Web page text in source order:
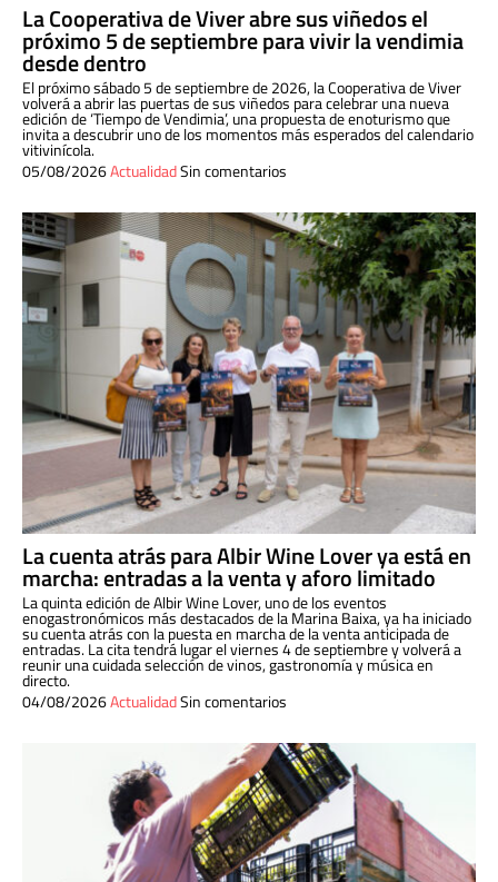
La Cooperativa de Viver abre sus viñedos el
próximo 5 de septiembre para vivir la vendimia
desde dentro
El próximo sábado 5 de septiembre de 2026, la Cooperativa de Viver
volverá a abrir las puertas de sus viñedos para celebrar una nueva
edición de ‘Tiempo de Vendimia’, una propuesta de enoturismo que
invita a descubrir uno de los momentos más esperados del calendario
vitivinícola.
05/08/2026ActualidadSin comentarios
La cuenta atrás para Albir Wine Lover ya está en
marcha: entradas a la venta y aforo limitado
La quinta edición de Albir Wine Lover, uno de los eventos
enogastronómicos más destacados de la Marina Baixa, ya ha iniciado
su cuenta atrás con la puesta en marcha de la venta anticipada de
entradas. La cita tendrá lugar el viernes 4 de septiembre y volverá a
reunir una cuidada selección de vinos, gastronomía y música en
directo.
04/08/2026ActualidadSin comentarios